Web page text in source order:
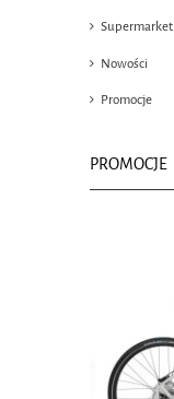
Supermarket
Nowości
Promocje
PROMOCJE